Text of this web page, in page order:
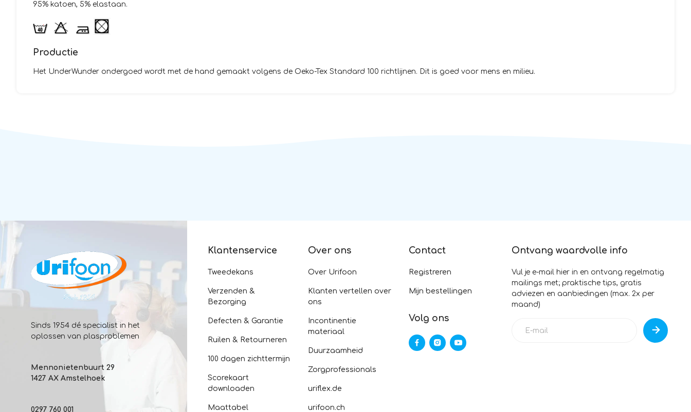
95% katoen, 5% elastaan.
Productie
Het UnderWunder ondergoed wordt met de hand gemaakt volgens de Oeko-Tex Standard 100 richtlijnen. Dit is goed voor mens en milieu.
Sinds 1954 dé specialist in het
oplossen van plasproblemen
Mennonietenbuurt 29
1427 AX Amstelhoek
0297 760 001
Klantenservice
Tweedekans
Verzenden &
Bezorging
Defecten & Garantie
Ruilen & Retourneren
100 dagen zichttermijn
Scorekaart
downloaden
Maattabel
Over ons
Over Urifoon
Klanten vertellen over
ons
Incontinentie
materiaal
Duurzaamheid
Zorgprofessionals
uriflex.de
urifoon.ch
Contact
Registreren
Mijn bestellingen
Volg ons
Ontvang waardvolle info
Vul je e-mail hier in en ontvang regelmatig
mailings met; praktische tips, gratis
adviezen en aanbiedingen (max. 2x per
maand)